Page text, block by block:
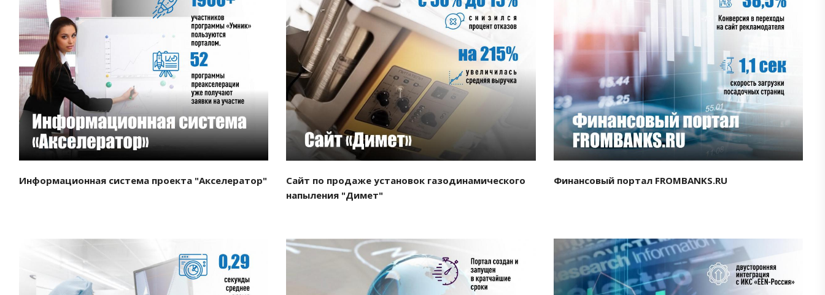
Смотреть проект
Информационная система проекта "Акселератор"
Смотреть проект
Сайт по продаже установок газодинамического
напыления "Димет"
Смотреть проект
Финансовый портал FROMBANKS.RU